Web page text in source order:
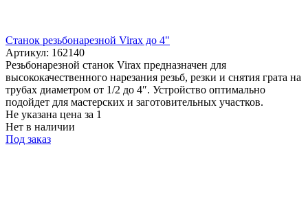
Станок резьбонарезной Virax до 4"
Артикул: 162140
Резьбонарезной станок Virax предназначен для
высококачественного нарезания резьб, резки и снятия грата на
трубах диаметром от 1/2 до 4″. Устройство оптимально
подойдет для мастерских и заготовительных участков.
Не указана цена за 1
Нет в наличии
Под заказ